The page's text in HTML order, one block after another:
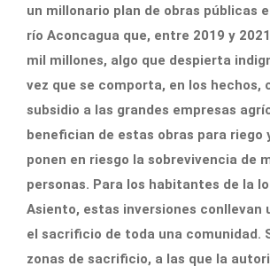
un millonario plan de obras públicas
río Aconcagua que, entre 2019 y
mil millones, algo que despierta
vez que se comporta, en los hechos,
subsidio a las grandes empresas
benefician de estas obras para riego
ponen en riesgo la sobrevivencia de
personas. Para los habitantes de la
Asiento, estas inversiones conllevan
el sacrificio de toda una comunidad.
zonas de sacrificio, a las que la